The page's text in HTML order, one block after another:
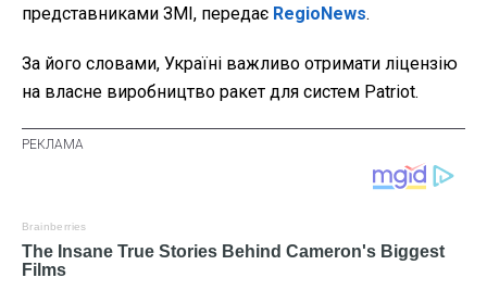
представниками ЗМІ, передає RegioNews.
За його словами, Україні важливо отримати ліцензію
на власне виробництво ракет для систем Patriot.